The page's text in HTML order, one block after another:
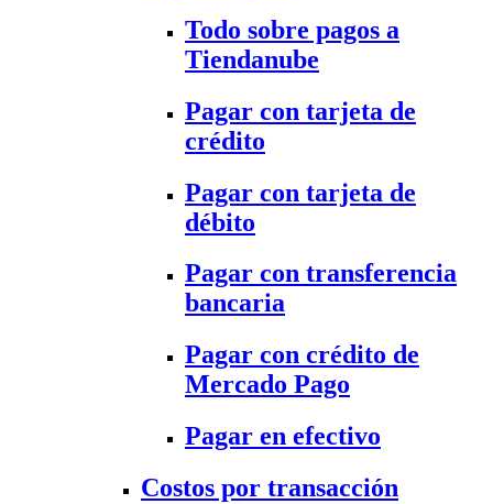
Todo sobre pagos a
Tiendanube
Pagar con tarjeta de
crédito
Pagar con tarjeta de
débito
Pagar con transferencia
bancaria
Pagar con crédito de
Mercado Pago
Pagar en efectivo
Costos por transacción